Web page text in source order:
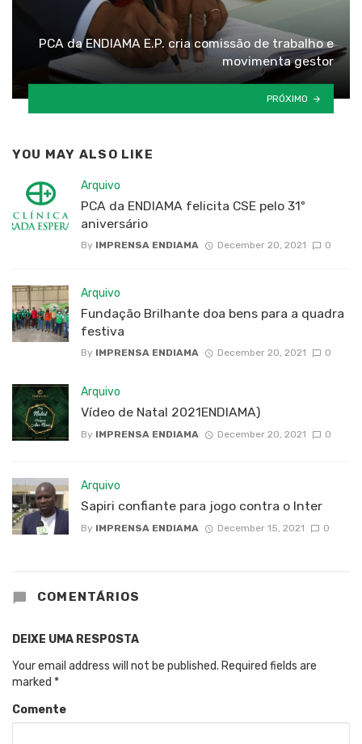
PCA da ENDIAMA E.P. cria comissão de trabalho e
movimenta gestor
PRÓXIMO
YOU MAY ALSO LIKE
Arquivo
PCA da ENDIAMA felicita CSE pelo 31º
aniversário
By IMPRENSA ENDIAMA December 20, 2021 0
Arquivo
Fundação Brilhante doa bens para a quadra
festiva
By IMPRENSA ENDIAMA December 20, 2021 0
Arquivo
Vídeo de Natal 2021ENDIAMA)
By IMPRENSA ENDIAMA December 20, 2021 0
Arquivo
Sapiri confiante para jogo contra o Inter
By IMPRENSA ENDIAMA December 15, 2021 0
COMENTÁRIOS
DEIXE UMA RESPOSTA
Your email address will not be published. Required fields are
marked *
Comente